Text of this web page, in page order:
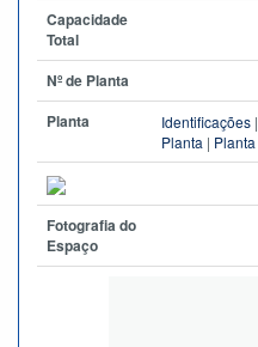
Capacidade
Total
Nº de Planta
Planta
Identificações |
Planta |
Fotografia do
Espaço